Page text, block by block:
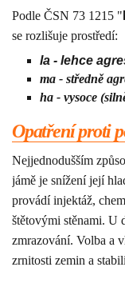
Podle ČSN 73 1215 "
se rozlišuje prostředí:
la - lehce
ma - středně
ha - vysoce
Opatření proti
Nejjednodušším
jámě je snížení její
provádí injektáž,
štětovými stěnami. U
zmrazování. Volba a
zrnitosti zemin a